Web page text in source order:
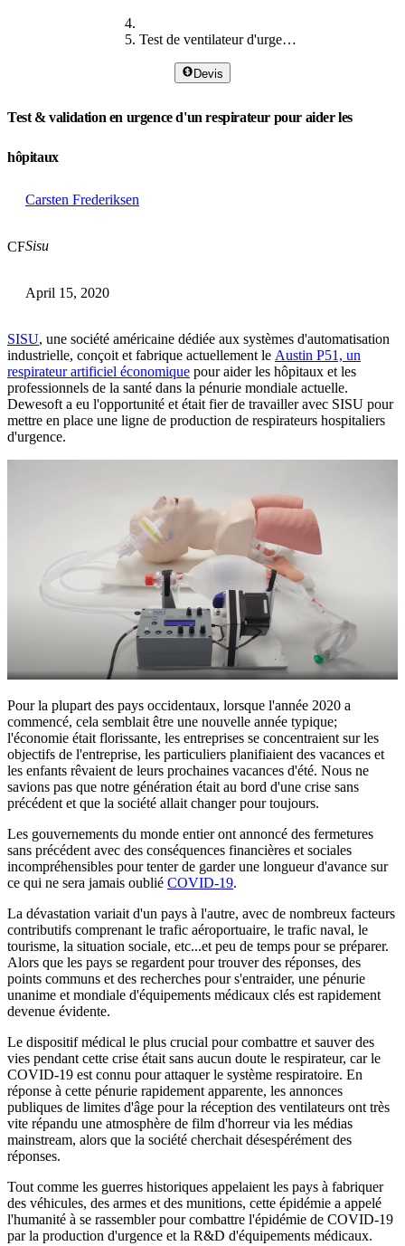
Test de ventilateur d'urgence
Devis
Test & validation en urgence d'un respirateur pour aider les
hôpitaux
CF
Carsten Frederiksen
Sisu
April 15, 2020
SISU, une société américaine dédiée aux systèmes d'automatisation
industrielle, conçoit et fabrique actuellement le Austin P51, un
respirateur artificiel économique pour aider les hôpitaux et les
professionnels de la santé dans la pénurie mondiale actuelle.
Dewesoft a eu l'opportunité et était fier de travailler avec SISU pour
mettre en place une ligne de production de respirateurs hospitaliers
d'urgence.
Pour la plupart des pays occidentaux, lorsque l'année 2020 a
commencé, cela semblait être une nouvelle année typique;
l'économie était florissante, les entreprises se concentraient sur les
objectifs de l'entreprise, les particuliers planifiaient des vacances et
les enfants rêvaient de leurs prochaines vacances d'été. Nous ne
savions pas que notre génération était au bord d'une crise sans
précédent et que la société allait changer pour toujours.
Les gouvernements du monde entier ont annoncé des fermetures
sans précédent avec des conséquences financières et sociales
incompréhensibles pour tenter de garder une longueur d'avance sur
ce qui ne sera jamais oublié COVID-19.
La dévastation variait d'un pays à l'autre, avec de nombreux facteurs
contributifs comprenant le trafic aéroportuaire, le trafic naval, le
tourisme, la situation sociale, etc...et peu de temps pour se préparer.
Alors que les pays se regardent pour trouver des réponses, des
points communs et des recherches pour s'entraider, une pénurie
unanime et mondiale d'équipements médicaux clés est rapidement
devenue évidente.
Le dispositif médical le plus crucial pour combattre et sauver des
vies pendant cette crise était sans aucun doute le respirateur, car le
COVID-19 est connu pour attaquer le système respiratoire. En
réponse à cette pénurie rapidement apparente, les annonces
publiques de limites d'âge pour la réception des ventilateurs ont très
vite répandu une atmosphère de film d'horreur via les médias
mainstream, alors que la société cherchait désespérément des
réponses.
Tout comme les guerres historiques appelaient les pays à fabriquer
des véhicules, des armes et des munitions, cette épidémie a appelé
l'humanité à se rassembler pour combattre l'épidémie de COVID-19
par la production d'urgence et la R&D d'équipements médicaux.